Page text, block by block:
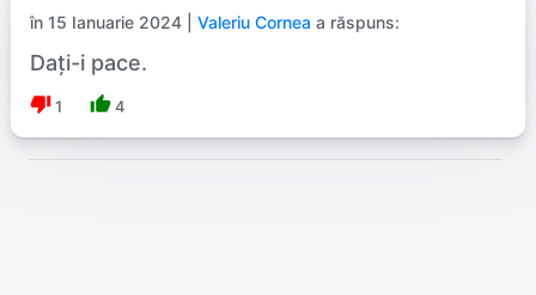
în 15 Ianuarie 2024 | Valeriu Cornea a răspuns:
Dați-i pace.
thumb_down1 thumb_up4